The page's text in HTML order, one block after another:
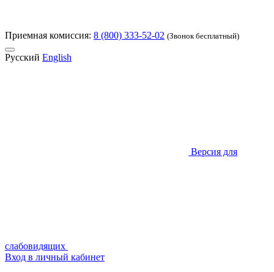
Приемная комиссия: 8 (800) 333-52-02 (Звонок бесплатный)
Русский English
Версия для
слабовидящих
Вход в личный кабинет